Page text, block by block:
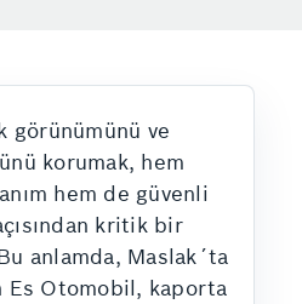
görünümünü ve
korumak, hem
hem de güvenli
kritik bir
anlamda, Maslak´ta
Es Otomobil, kaporta